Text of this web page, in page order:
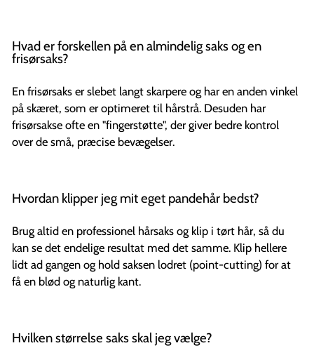
Hvad er forskellen på en almindelig saks og en
frisørsaks?
En frisørsaks er slebet langt skarpere og har en anden vinkel
på skæret, som er optimeret til hårstrå. Desuden har
frisørsakse ofte en "fingerstøtte", der giver bedre kontrol
over de små, præcise bevægelser.
Hvordan klipper jeg mit eget pandehår bedst?
Brug altid en professionel hårsaks og klip i tørt hår, så du
kan se det endelige resultat med det samme. Klip hellere
lidt ad gangen og hold saksen lodret (point-cutting) for at
få en blød og naturlig kant.
Hvilken størrelse saks skal jeg vælge?